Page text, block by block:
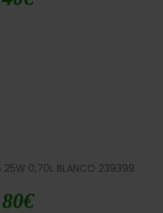
25W 0,70L BLANCO 239399
€